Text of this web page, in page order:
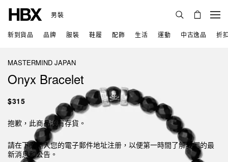
男裝
新到貨品 品牌 服裝 鞋履 配飾 生活 運動 中古逸品 折
MASTERMIND JAPAN
Onyx Bracelet
$315
抱歉，此商品沒有存貨。
請在下面輸入您的電子郵件地址注册，以便第一時間了解我們的最
新消息和公告。